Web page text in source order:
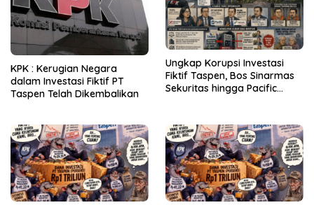
KPK : Kerugian Negara
dalam Investasi Fiktif PT
Taspen Telah Dikembalikan
Ungkap Korupsi Investasi
Fiktif Taspen, Bos Sinarmas
Sekuritas hingga Pacific